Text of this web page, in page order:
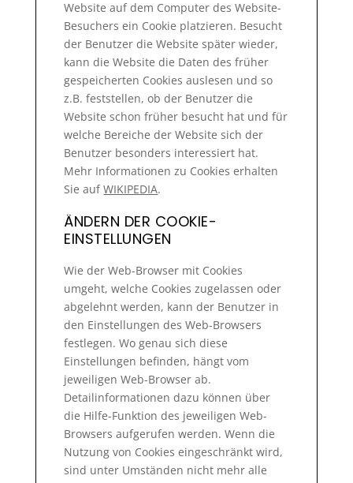
Website auf dem Computer des Website-
Besuchers ein Cookie platzieren. Besucht
der Benutzer die Website später wieder,
kann die Website die Daten des früher
gespeicherten Cookies auslesen und so
z.B. feststellen, ob der Benutzer die
Website schon früher besucht hat und für
welche Bereiche der Website sich der
Benutzer besonders interessiert hat.
Mehr Informationen zu Cookies erhalten
Sie aufWIKIPEDIA.
ÄNDERN DER COOKIE-
EINSTELLUNGEN
Wie der Web-Browser mit Cookies
umgeht, welche Cookies zugelassen oder
abgelehnt werden, kann der Benutzer in
den Einstellungen des Web-Browsers
festlegen. Wo genau sich diese
Einstellungen befinden, hängt vom
jeweiligen Web-Browser ab.
Detailinformationen dazu können über
die Hilfe-Funktion des jeweiligen Web-
Browsers aufgerufen werden. Wenn die
Nutzung von Cookies eingeschränkt wird,
sind unter Umständen nicht mehr alle